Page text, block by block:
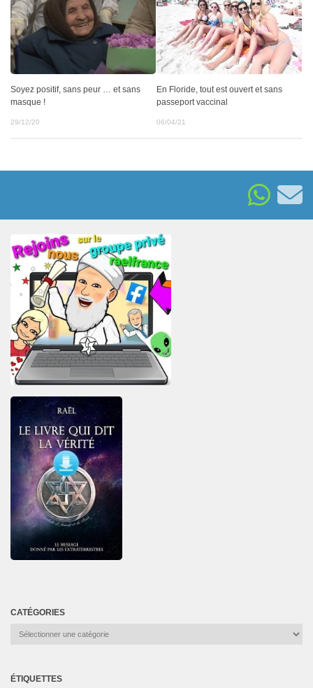
Soyez positif, sans peur … et sans
masque !
29/12/20
En Floride, tout est ouvert et sans
passeport vaccinal
06/04/21
CATÉGORIES
Catégories
ÉTIQUETTES